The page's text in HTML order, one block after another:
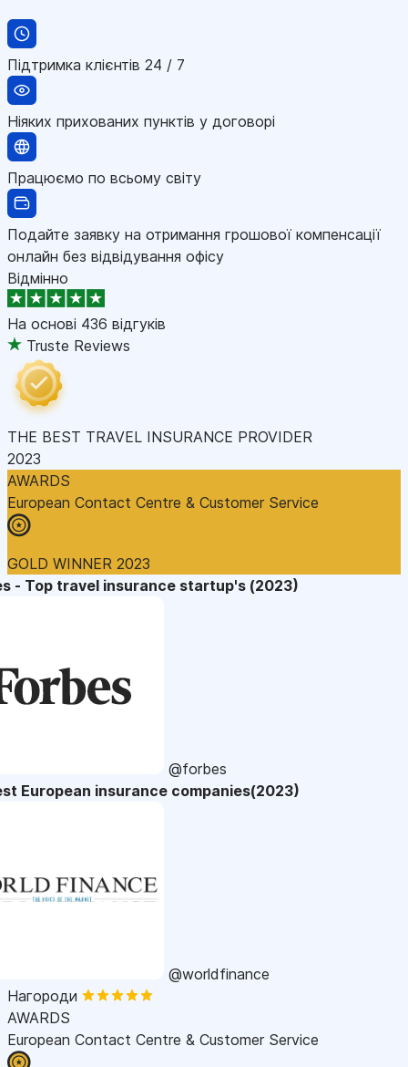
Підтримка клієнтів 24 / 7
Ніяких прихованих пунктів у договорі
Працюємо по всьому світу
Подайте заявку на отримання грошової компенсації
онлайн без відвідування офісу
Відмінно
На основі 436 відгуків
Truste Reviews
THE BEST TRAVEL INSURANCE PROVIDER
2023
AWARDS
European Contact Centre & Customer Service
GOLD WINNER 2023
- Top travel insurance startup's (2023)
@forbes
European insurance companies(2023)
@worldfinance
Нагороди
AWARDS
European Contact Centre & Customer Service